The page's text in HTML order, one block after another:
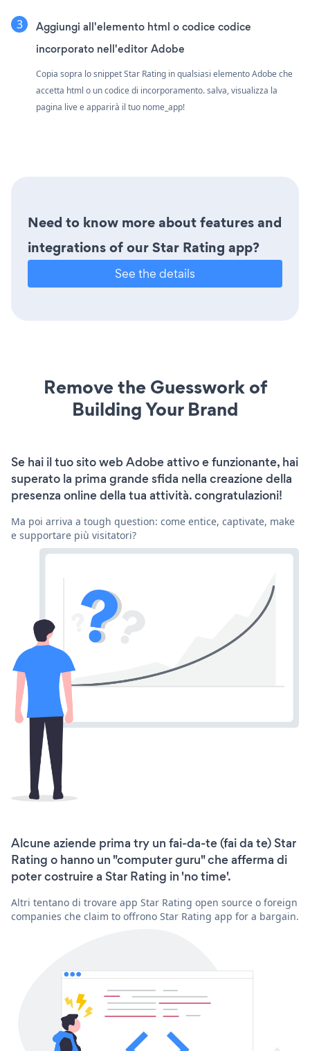
Aggiungi all'elemento html o codice codice
incorporato nell'editor Adobe
Copia sopra lo snippet Star Rating in qualsiasi elemento Adobe che
accetta html o un codice di incorporamento. salva, visualizza la
pagina live e apparirà il tuo nome_app!
Need to know more about features and
integrations of our Star Rating app?
See the details
Remove the Guesswork of
Building Your Brand
Se hai il tuo sito web Adobe attivo e funzionante, hai
superato la prima grande sfida nella creazione della
presenza online della tua attività. congratulazioni!
Ma poi arriva a tough question: come entice, captivate, make
e supportare più visitatori?
Alcune aziende prima try un fai-da-te (fai da te) Star
Rating o hanno un "computer guru" che afferma di
poter costruire a Star Rating in 'no time'.
Altri tentano di trovare app Star Rating open source o foreign
companies che claim to offrono Star Rating app for a bargain.